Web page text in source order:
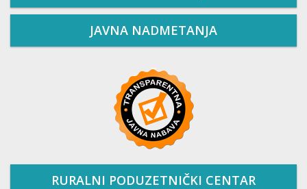
JAVNA NADMETANJA
RURALNI PODUZETNIČKI CENTAR